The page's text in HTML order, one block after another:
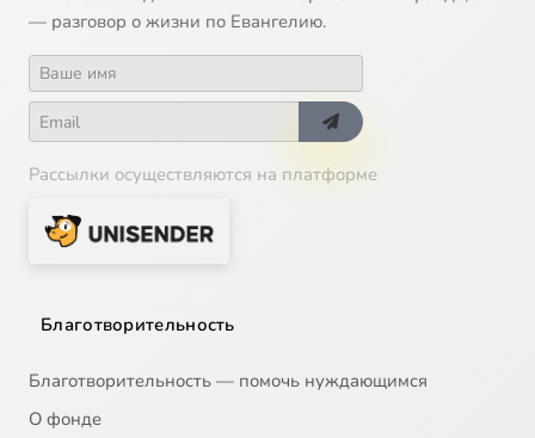
— разговор о жизни по Евангелию.
Рассылки осуществляются на платформе
Благотворительность
Благотворительность — помочь нуждающимся
О фонде